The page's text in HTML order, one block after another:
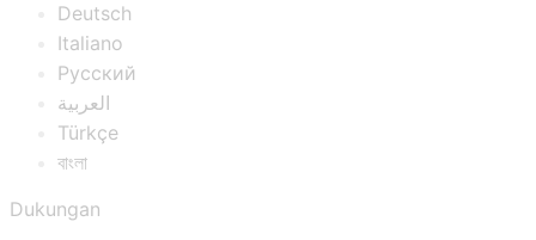
Deutsch
Italiano
Русский
العربية
Türkçe
বাংলা
Dukungan